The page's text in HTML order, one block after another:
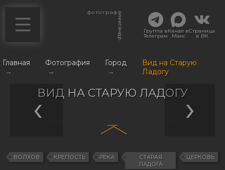
фотографалександр Группа в
Телеграм
Канал в
Макс
Страница
в ВК
Главная
→
Фотография
→
Город
→
Вид на Старую
Ладогу
ВИД НА СТАРУЮ ЛАДОГУ
ВОЛХОВ КРЕПОСТЬ РЕКА
СТАРАЯ
ЛАДОГА
ЦЕРКОВЬ